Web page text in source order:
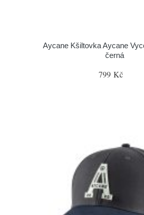
Aycane Kšiltovka Aycane
černá
799 Kč